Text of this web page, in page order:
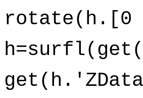
rotate(h.[0